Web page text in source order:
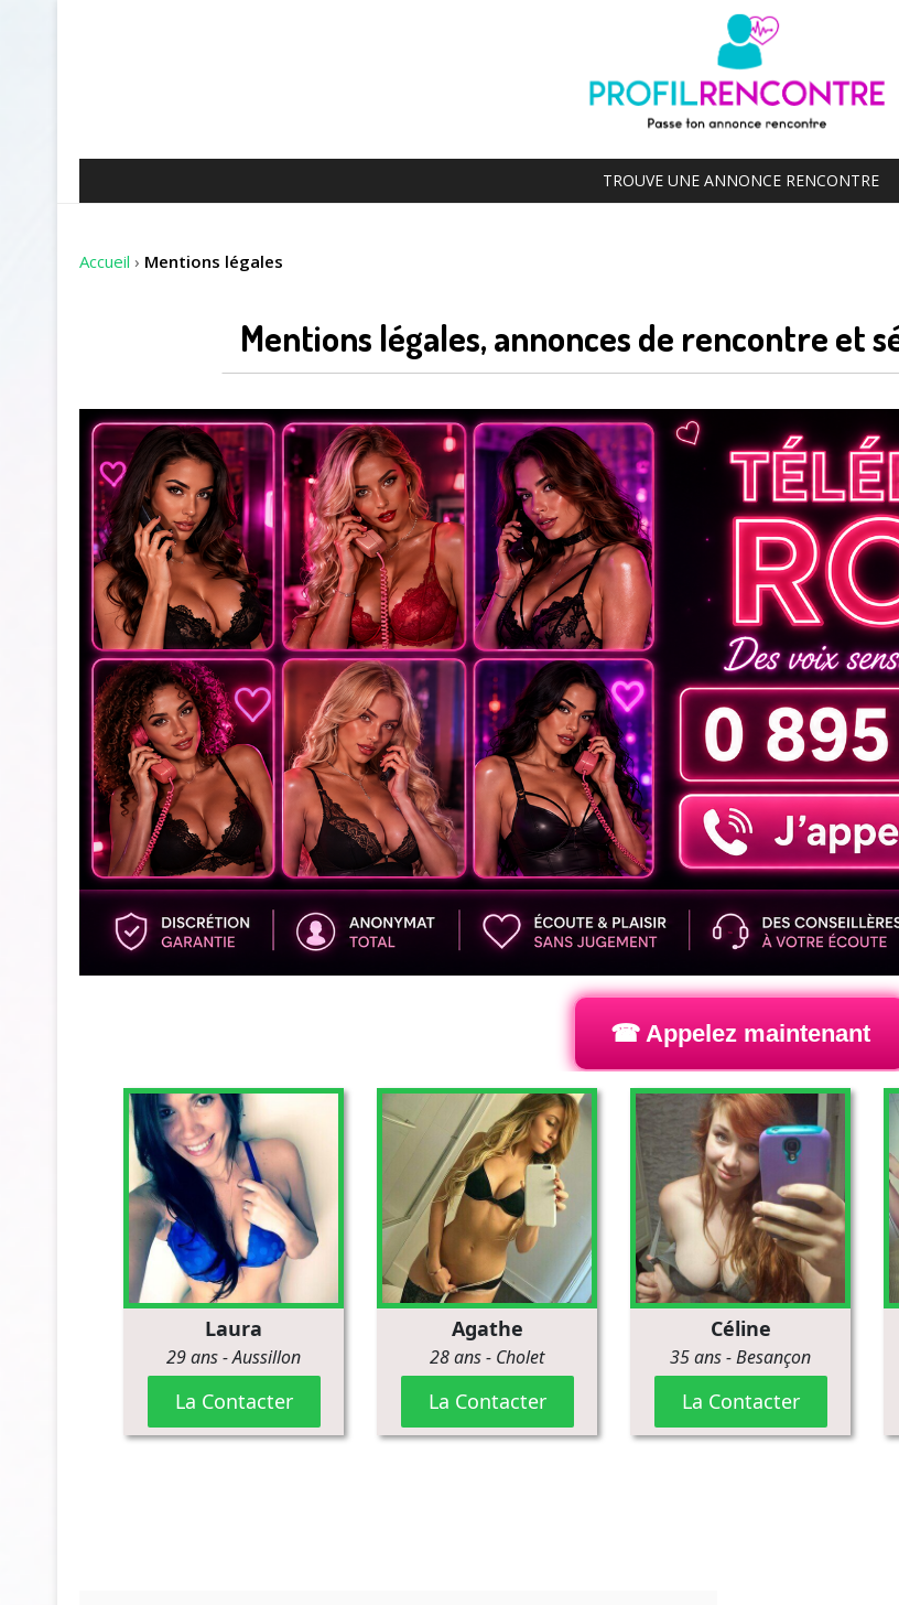
TROUVE UNE ANNONCE RENCONTRE
Accueil › Mentions légales
Mentions légales, annonces de rencontre et
☎ Appelez maintenant